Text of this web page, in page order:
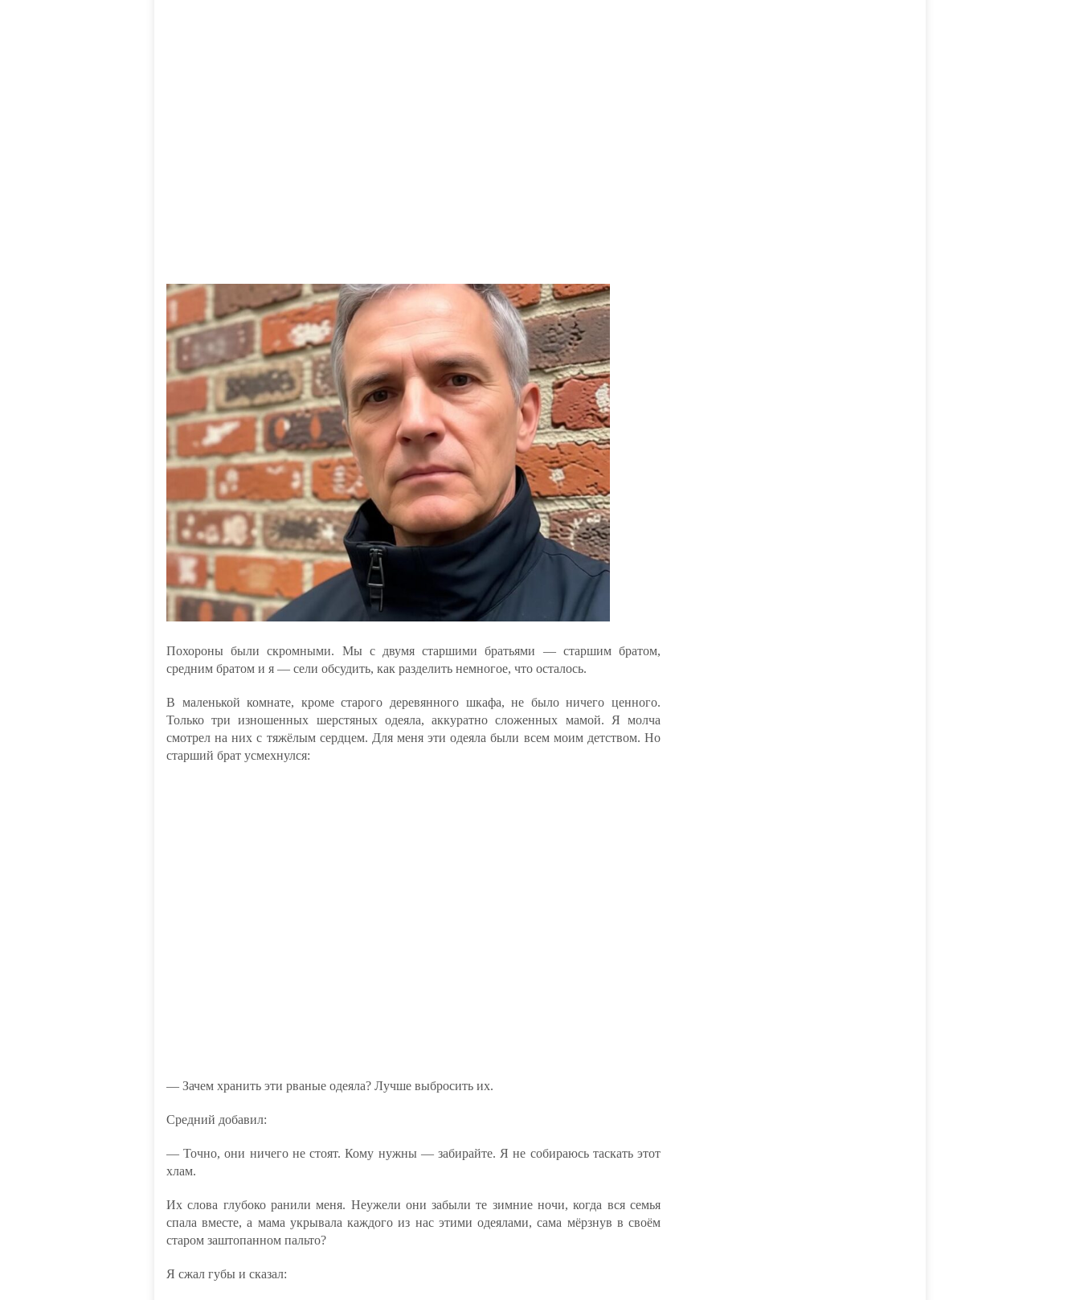
Похороны были скромными. Мы с двумя старшими братьями — старшим братом,
средним братом и я — сели обсудить, как разделить немногое, что осталось.
В маленькой комнате, кроме старого деревянного шкафа, не было ничего ценного.
Только три изношенных шерстяных одеяла, аккуратно сложенных мамой. Я молча
смотрел на них с тяжёлым сердцем. Для меня эти одеяла были всем моим детством. Но
старший брат усмехнулся:
— Зачем хранить эти рваные одеяла? Лучше выбросить их.
Средний добавил:
— Точно, они ничего не стоят. Кому нужны — забирайте. Я не собираюсь таскать этот
хлам.
Их слова глубоко ранили меня. Неужели они забыли те зимние ночи, когда вся семья
спала вместе, а мама укрывала каждого из нас этими одеялами, сама мёрзнув в своём
старом заштопанном пальто?
Я сжал губы и сказал: